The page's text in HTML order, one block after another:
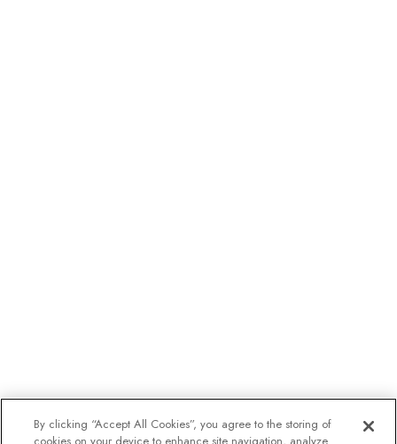
By clicking “Accept All Cookies”, you agree to the storing of